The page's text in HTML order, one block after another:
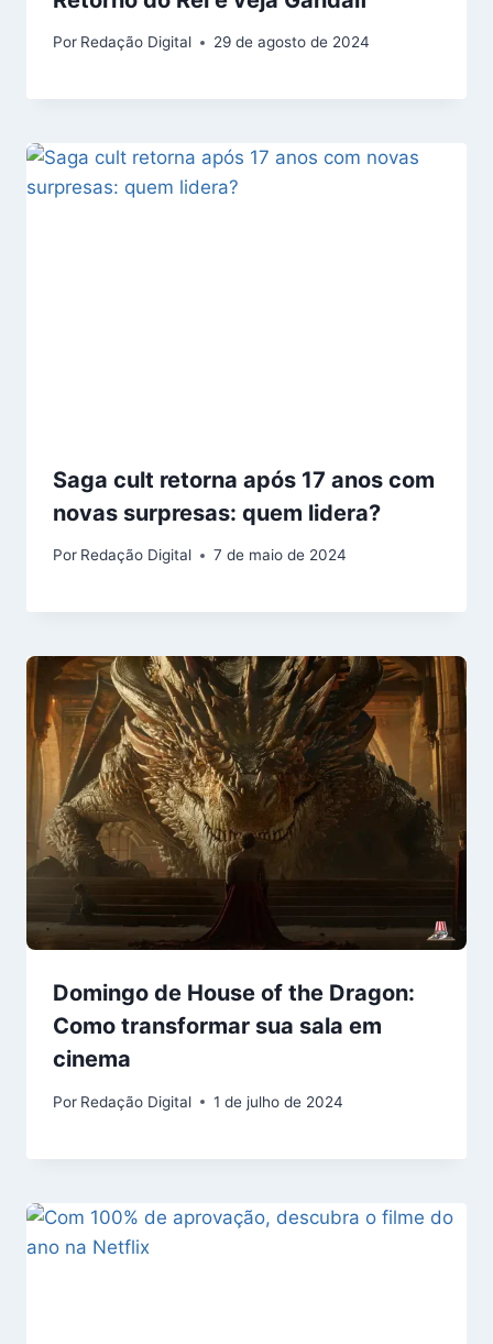
Por Redação Digital 29 de agosto de 2024
Saga cult retorna após 17 anos com
novas surpresas: quem lidera?
Por Redação Digital 7 de maio de 2024
Domingo de House of the Dragon:
Como transformar sua sala em
cinema
Por Redação Digital 1 de julho de 2024